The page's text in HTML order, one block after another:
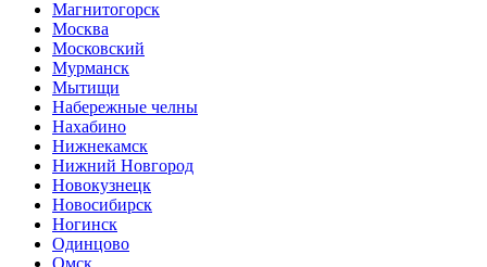
Магнитогорск
Москва
Московский
Мурманск
Мытищи
Набережные челны
Нахабино
Нижнекамск
Нижний Новгород
Новокузнецк
Новосибирск
Ногинск
Одинцово
Омск